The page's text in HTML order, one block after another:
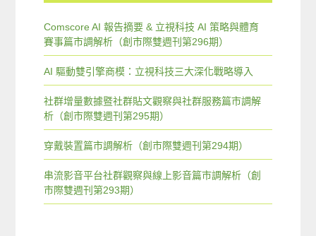
Comscore AI 報告摘要 & 立視科技 AI 策略與體育
賽事篇市調解析（創市際雙週刊第296期）
AI 驅動雙引擎商模：立視科技三大深化戰略導入
社群增量數據暨社群貼文觀察與社群服務篇市調解
析（創市際雙週刊第295期）
穿戴裝置篇市調解析（創市際雙週刊第294期）
串流影音平台社群觀察與線上影音篇市調解析（創
市際雙週刊第293期）